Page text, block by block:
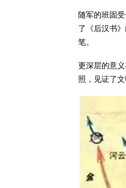
随军的班固
了《后汉书
笔。
更深层的意
照，见证了